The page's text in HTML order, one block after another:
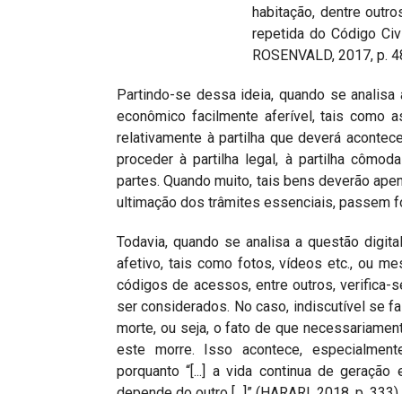
habitação, dentre
repetida do Código
ROSENVALD, 2017, p.
Partindo-se dessa ideia, quando se
econômico facilmente aferível, tais como
relativamente à partilha que deverá
proceder à partilha legal, à partilha
partes. Quando muito, tais bens deverão
ultimação dos trâmites essenciais, passem
Todavia, quando se analisa a questão
afetivo, tais como fotos, vídeos etc., ou
códigos de acessos, entre outros, verifica-
ser considerados. No caso, indiscutível se
morte, ou seja, o fato de que
este morre. Isso acontece,
porquanto “[...] a vida continua de